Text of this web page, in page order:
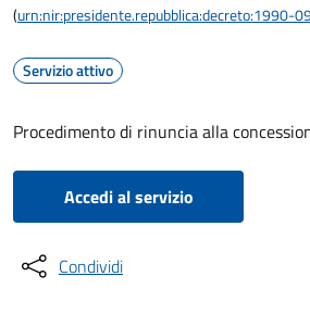
(urn:nir:presidente.repubblica:decreto:1990-
Servizio attivo
Procedimento di rinuncia alla
Accedi al servizio
Condividi